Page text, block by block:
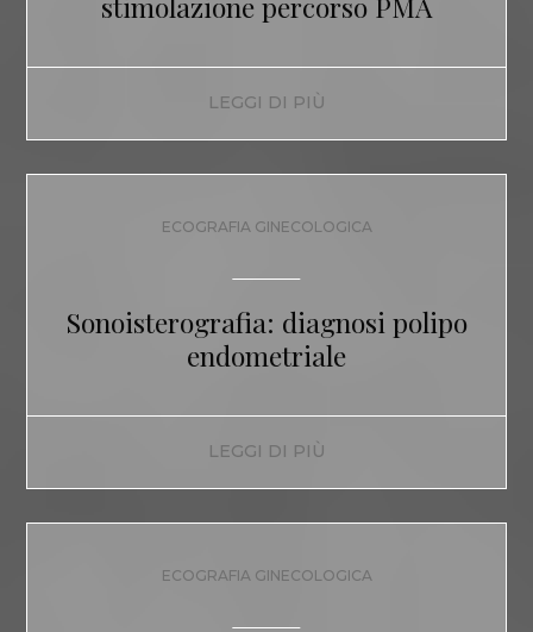
LEGGI DI PIÙ
ECOGRAFIA GINECOLOGICA
Sonoisterografia: diagnosi polipo
endometriale
LEGGI DI PIÙ
ECOGRAFIA GINECOLOGICA